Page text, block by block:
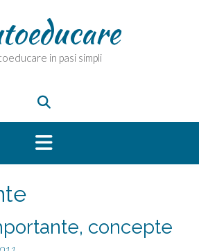
in pasi simpli
concepte